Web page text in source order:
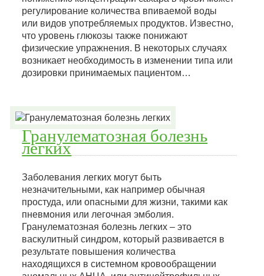
регулирование количества впиваемой воды
или видов употребляемых продуктов. Известно,
что уровень глюкозы также понижают
физические упражнения. В некоторых случаях
возникает необходимость в изменении типа или
дозировки принимаемых пациентом…
Гранулематозная болезнь
легких
Заболевания легких могут быть
незначительными, как например обычная
простуда, или опасными для жизни, такими как
пневмония или легочная эмболия.
Гранулематозная болезнь легких – это
васкулитный синдром, который развивается в
результате повышения количества
находящихся в системном кровообращении